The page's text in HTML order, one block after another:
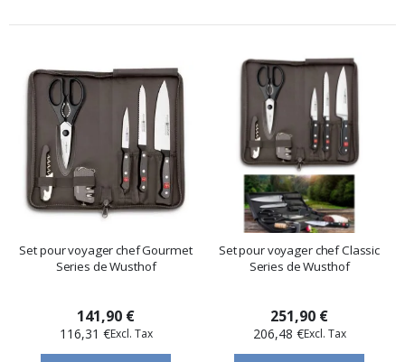
Set pour voyager chef Gourmet
Series de Wusthof
141,90 €
116,31 €
Set pour voyager chef Classic
Series de Wusthof
251,90 €
206,48 €